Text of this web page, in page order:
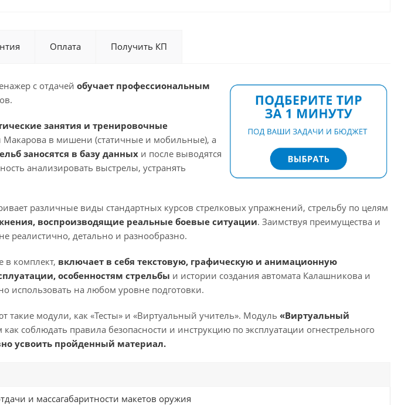
Оплата Получить КП
с отдачей обучает профессиональным
занятия и тренировочные
Макарова в мишени (статичные и мобильные), а
заносятся в базу данных и после выводятся
анализировать выстрелы, устранять
различные виды стандартных курсов стрелковых упражнений, стрельбу по целям
воспроизводящие реальные боевые ситуации. Заимствуя преимущества и
реалистично, детально и разнообразно.
в комплект, включает в себя текстовую, графическую и анимационную
особенностям стрельбы и истории создания автомата Калашникова и
использовать на любом уровне подготовки.
такие модули, как «Тесты» и «Виртуальный учитель». Модуль «Виртуальный
как соблюдать правила безопасности и инструкцию по эксплуатации огнестрельного
усвоить пройденный материал.
и массагабаритности макетов оружия